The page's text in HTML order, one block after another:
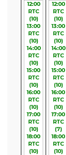
12:00
RTC
(10)
13:00
RTC
(10)
14:00
RTC
(10)
15:00
RTC
(10)
16:00
RTC
(10)
17:00
RTC
(10)
18:00
RTC
(10)
12:00
RTC
(10)
13:00
RTC
(10)
14:00
RTC
(10)
15:00
RTC
(10)
16:00
RTC
(10)
17:00
RTC
(7)
18:00
RTC
(10)